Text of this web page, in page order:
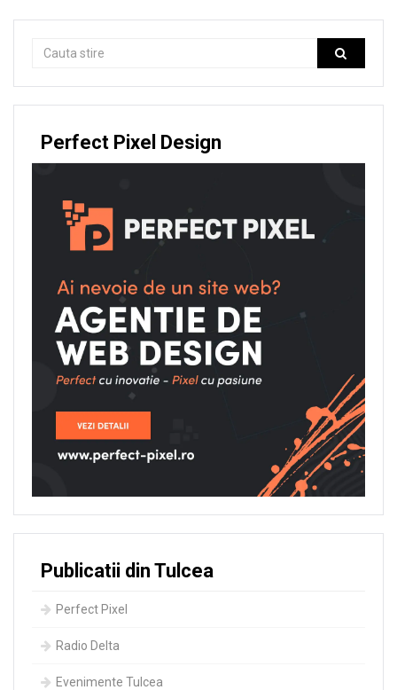
Perfect Pixel Design
Publicatii din Tulcea
Perfect Pixel
Radio Delta
Evenimente Tulcea